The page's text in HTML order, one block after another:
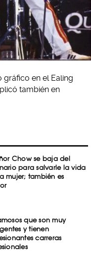
gráfico en el Ealing
también en
Chow se baja del
para salvarle la vida
mujer; también es
que son muy
y tienen
carreras